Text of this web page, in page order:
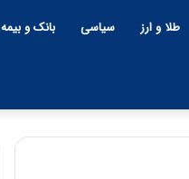
طلا و ارز سیاسی بانک و بیمه